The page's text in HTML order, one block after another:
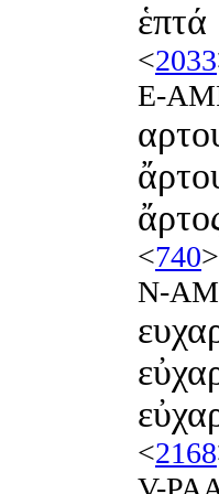
ἑπτά
<2033
E-
<740>
N-
<2168